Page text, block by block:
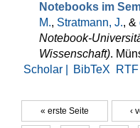
Notebooks im
M., Stratmann, J., &
Notebook-
Wissenschaft).
Scholar |
BibTeX RTF
« erste Seite ‹